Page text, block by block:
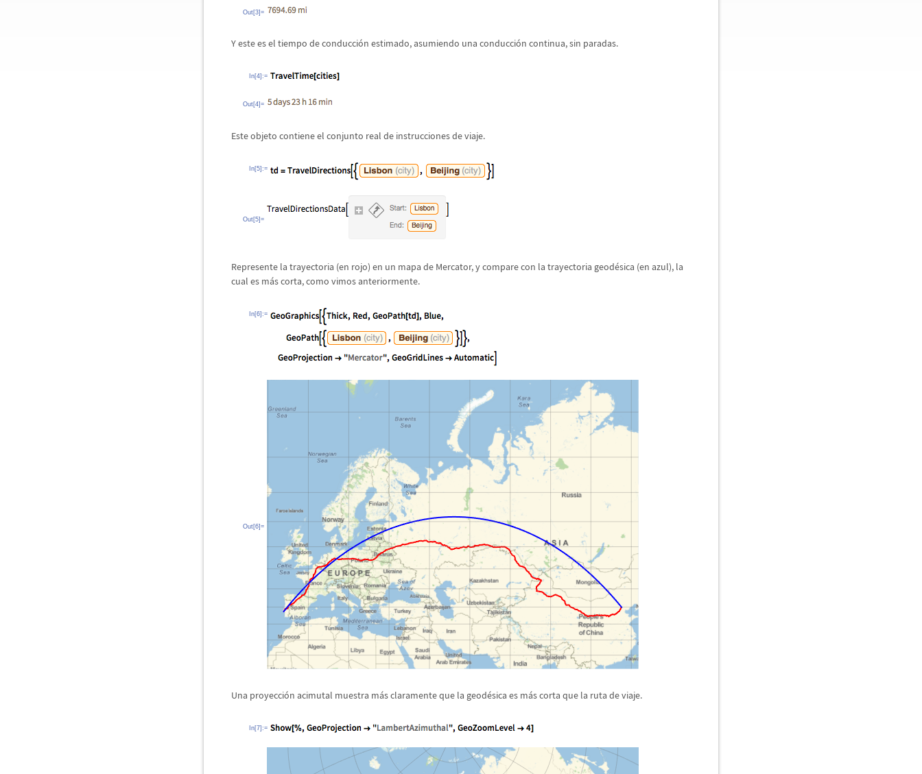
Out[3]=
Y este es el tiempo de conducción estimado, asumiendo una conducción continua, sin paradas.
In[4]:=
Out[4]=
Este objeto contiene el conjunto real de instrucciones de viaje.
In[5]:=
Out[5]=
Represente la trayectoria (en rojo) en un mapa de Mercator, y compare con la trayectoria geodésica (en azul), la
cual es más corta, como vimos anteriormente.
In[6]:=
Out[6]=
Una proyección acimutal muestra más claramente que la geodésica es más corta que la ruta de viaje.
In[7]:=